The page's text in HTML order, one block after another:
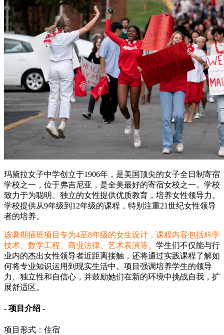
玛黛拉女子中学创立于1906年，是美国顶尖的女子全日制寄宿
学校之一，位于弗吉尼亚，是全美最好的寄宿女校之一。学校
致力于为聪明、独立的女性提供优质教育，培养女性领导力。
学校提供从9年级到12年级的课程，特别注重21世纪女性领导
者的培养。
该暑期插班项目专为4至8年级的女生设计，课程内容包括科学
技术、数学工程、商业法律、艺术表演等。 学生们不仅能与行
业内的杰出女性领导者近距离接触，还将通过实践课程了解如
何将专业知识运用到现实生活中。项目强调培养学生的领导
力、独立性和自信心，并鼓励她们在新的环境中挑战自我，扩
展舒适区。
- 项目介绍 -
项目形式：住宿